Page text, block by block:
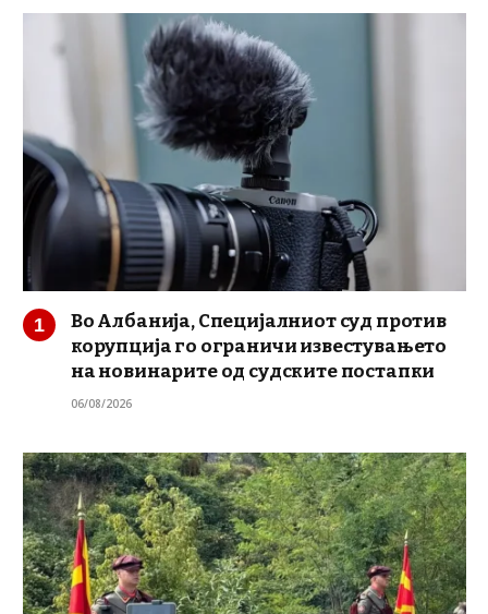
Во Албанија, Специјалниот суд против
корупција го ограничи известувањето
на новинарите од судските постапки
06/08/2026